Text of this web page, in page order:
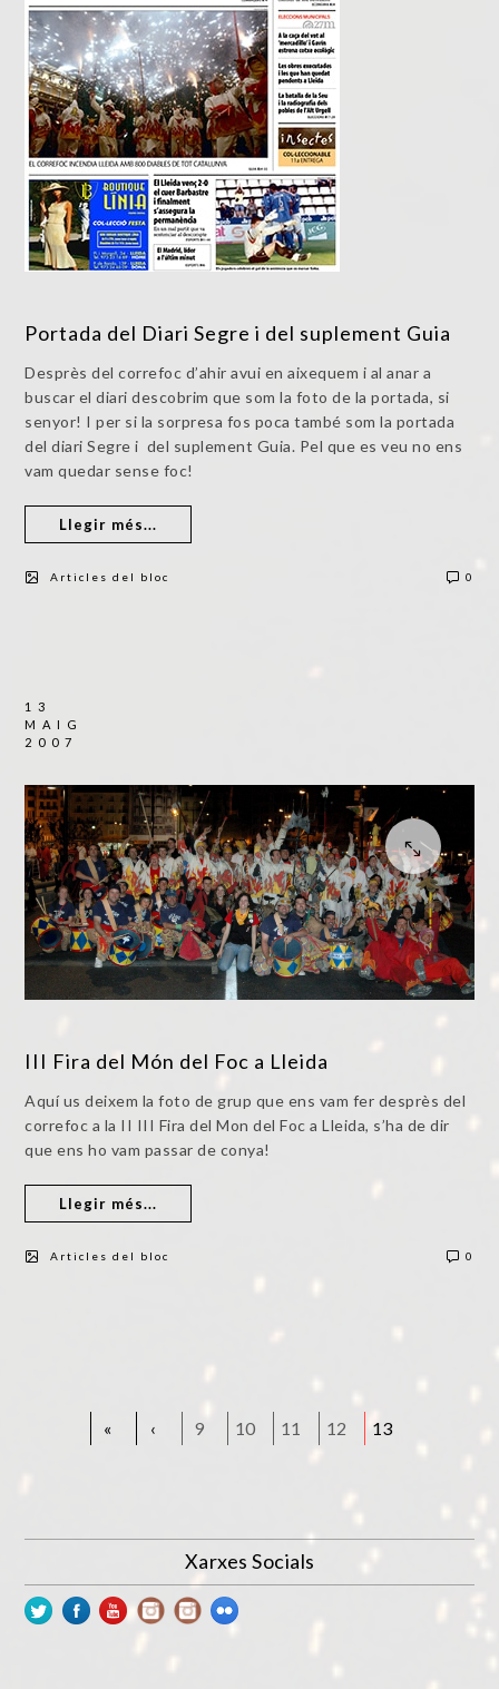
Portada del Diari Segre i del suplement Guia
Desprès del correfoc d’ahir avui en aixequem i al anar a
buscar el diari descobrim que som la foto de la portada, si
senyor! I per si la sorpresa fos poca també som la portada
del diari Segre i del suplement Guia. Pel que es veu no ens
vam quedar sense foc!
Llegir més...
Articles del bloc 0
13
MAIG
2007
III Fira del Món del Foc a Lleida
Aquí us deixem la foto de grup que ens vam fer desprès del
correfoc a la II III Fira del Mon del Foc a Lleida, s’ha de dir
que ens ho vam passar de conya!
Llegir més...
Articles del bloc 0
« ‹ 9 10 11 12 13
Xarxes Socials